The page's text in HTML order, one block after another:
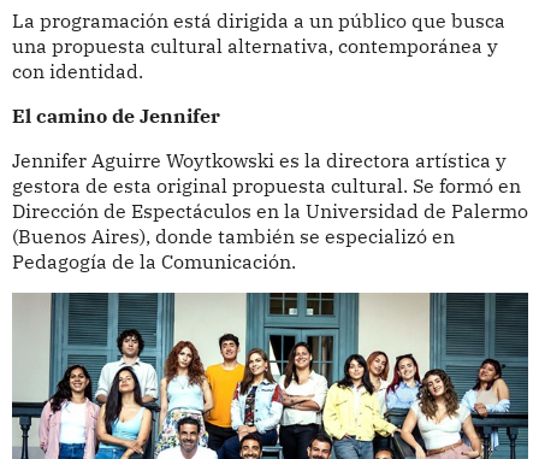
La programación está dirigida a un público que busca
una propuesta cultural alternativa, contemporánea y
con identidad.
El camino de Jennifer
Jennifer Aguirre Woytkowski es la directora artística y
gestora de esta original propuesta cultural. Se formó en
Dirección de Espectáculos en la Universidad de Palermo
(Buenos Aires), donde también se especializó en
Pedagogía de la Comunicación.